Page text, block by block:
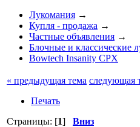
Лукомания →
Купля - продажа →
Частные объявления →
Блочные и классические
Bowtech Insanity CPX
« предыдущая тема следующая
Печать
Страницы: [1] Вниз